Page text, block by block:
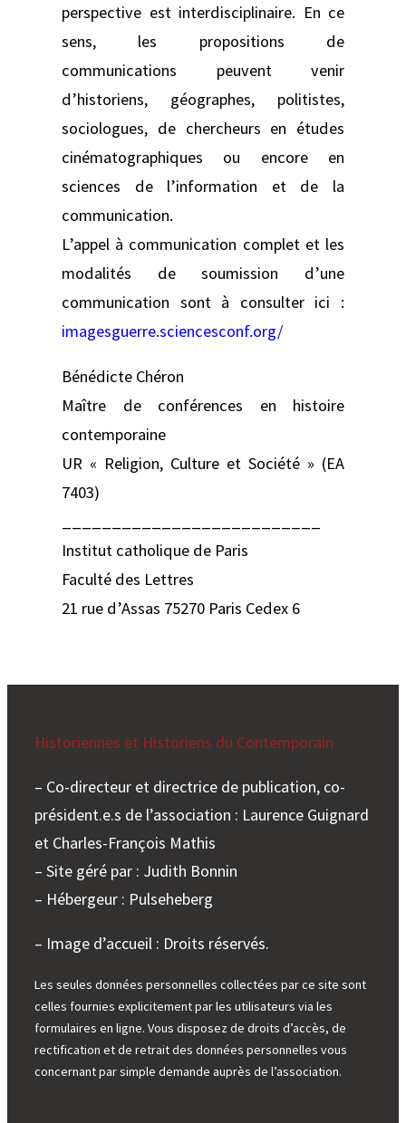
perspective est interdisciplinaire. En ce
sens, les propositions de
communications peuvent venir
d’historiens, géographes, politistes,
sociologues, de chercheurs en études
cinématographiques ou encore en
sciences de l’information et de la
communication.
L’appel à communication complet et les
modalités de soumission d’une
communication sont à consulter ici :
imagesguerre.sciencesconf.org/
Bénédicte Chéron
Maître de conférences en histoire
contemporaine
UR « Religion, Culture et Société » (EA
7403)
Institut catholique de Paris
Faculté des Lettres
21 rue d’Assas 75270 Paris Cedex 6
Historiennes et Historiens du Contemporain
– Co-directeur et directrice de publication, co-
président.e.s de l’association : Laurence Guignard
et Charles-François Mathis
– Site géré par : Judith Bonnin
– Hébergeur : Pulseheberg
– Image d’accueil : Droits réservés.
Les seules données personnelles collectées par ce site sont
celles fournies explicitement par les utilisateurs via les
formulaires en ligne. Vous disposez de droits d’accès, de
rectification et de retrait des données personnelles vous
concernant par simple demande auprès de l’association.